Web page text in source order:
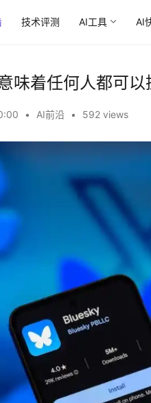
技术评测 AI工具 AI
味着任何人都可
• AI前沿 • 592 views